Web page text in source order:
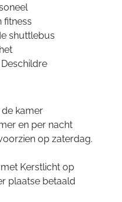
fitness
shuttlebus
kamer
en per nacht
op zaterdag.
Kerstlicht op
plaatse betaald